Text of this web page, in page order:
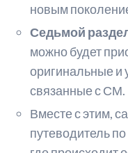
новым
Седьмой
можно будет
оригинальные и
связанные с СМ.
Вместе с этим,
путеводитель